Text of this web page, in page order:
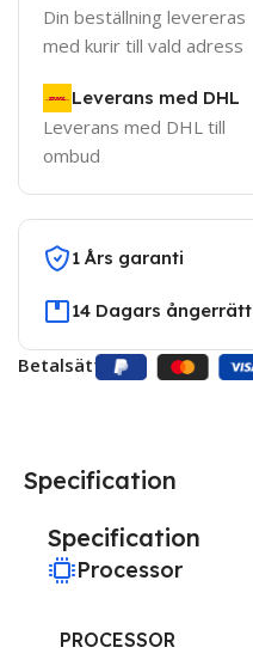
Din beställning levereras
med kurir till vald adress
Leverans med DHL
Leverans med DHL till
ombud
1 Års garanti
14 Dagars ångerrätt
Betalsätt:
Specification
Specification
Processor
PROCESSOR